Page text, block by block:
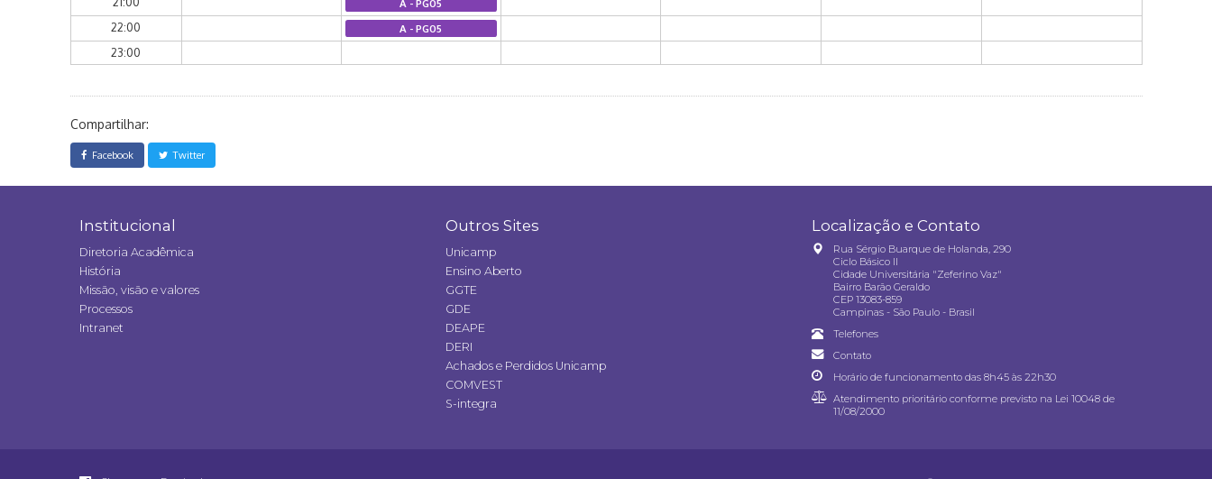
A - PG05
22:00 A - PG05
23:00
Compartilhar:
Facebook Twitter
Institucional
Diretoria Acadêmica
História
Missão, visão e valores
Processos
Intranet
Outros Sites
Unicamp
Ensino Aberto
GGTE
GDE
DEAPE
DERI
Achados e Perdidos Unicamp
COMVEST
S-integra
Localização e Contato
Rua Sérgio Buarque de Holanda, 290
Ciclo Básico II
Cidade Universitária "Zeferino Vaz"
Bairro Barão Geraldo
CEP 13083-859
Campinas - São Paulo - Brasil
Telefones
Contato
Horário de funcionamento das 8h45 às 22h30
Atendimento prioritário conforme previsto na Lei 10048 de
11/08/2000